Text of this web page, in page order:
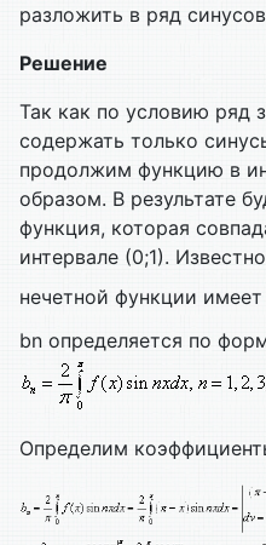
разложить в ряд
Решение
Так как по условию ряд
содержать только
продолжим функцию в
образом. В результате
функция, которая
интервале (0;1).
нечетной функции
bn определяется по
Определим